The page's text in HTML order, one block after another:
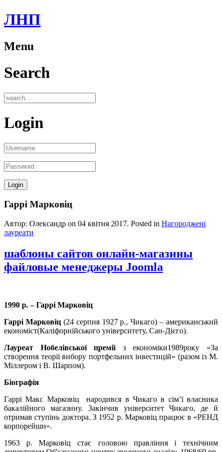
ЛНП
Menu
Search
Login
Гаррі Марковіц
Автор: Олександр on 04 квітня 2017. Posted in Нагороджені
лауреати
шаблоны сайтов онлайн-магазины
файловые менеджеры Joomla
1990 р. – Гаррі Марковіц
Гаррі Марковіц (24 серпня 1927 р., Чикаго) – американський
економіст(Каліфорнійського університету, Сан-Дієго).
Лауреат Нобелівської премії з економіки1989року «За
створення теорії вибору портфельних інвестицій» (разом із М.
Міллером і В. Шарпом).
Біографія
Гаррі Макс Марковіц народився в Чикаго в сім’ї власника
бакалійного магазину. Закінчив університет Чикаго, де й
отримав ступінь доктора. З 1952 р. Марковіц працює в «РЕНД
корпорейшн».
1963 р. Марковіц стає головою правління і технічним